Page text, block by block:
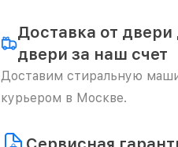
Доставка от двери
двери за наш счет
Доставим стиральную
курьером в Москве.